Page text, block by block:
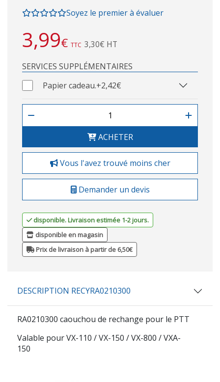
Soyez le premier à évaluer
3,99€ TTC 3,30€ HT
SERVICES SUPPLÉMENTAIRES
Papier cadeau.+2,42€
ACHETER
Vous l'avez trouvé moins cher
Demander un devis
disponible. Livraison estimée 1-2 jours.
disponible en magasin
Prix de livraison à partir de 6,50€
DESCRIPTION RECYRA0210300
RA0210300 caouchou de rechange pour le PTT
Valable pour VX-110 / VX-150 / VX-800 / VXA-
150